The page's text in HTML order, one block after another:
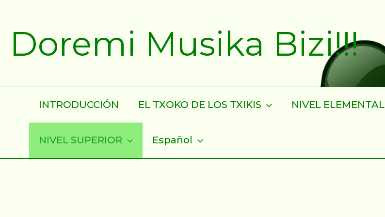
contenido
Doremi Musika Bizi!!!
INTRODUCCIÓN EL TXOKO DE LOS TXIKIS NIVEL ELEMENTAL
NIVEL SUPERIOR Español